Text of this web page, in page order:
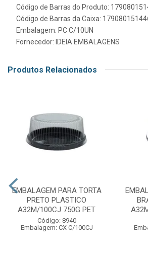
Código de Barras do Produto:
Código de Barras da Caixa:
Embalagem: PC C/10UN
Fornecedor: IDEIA EMBALAGENS
Produtos Relacionados
EMBALAGEM PARA TORTA
PRETO PLASTICO
A32M/100CJ 750G PET
Código: 8940
Embalagem: CX C/100CJ